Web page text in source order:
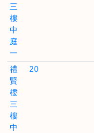
三
樓
中
庭
一
禮
賢
樓
三
樓
中
20